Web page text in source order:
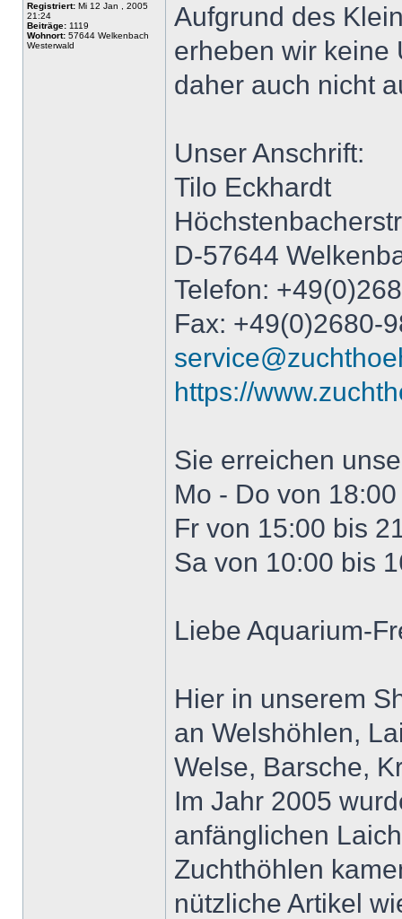
Registriert: Mi 12 Jan , 2005
21:24
Beiträge: 1119
Wohnort: 57644 Welkenbach
Westerwald
Aufgrund des
erheben wir keine
daher auch nicht
Unser Anschrift:
Tilo Eckhardt
D-57644
Telefon:
Fax: +49(0)2680-
https://
Sie erreichen
Mo - Do von
Fr von 15:00 bis
Sa von 10:00 bis
Liebe Aquarium-
Hier in unserem
an Welshöhlen,
Welse, Barsche,
Im Jahr 2005
anfänglichen
Zuchthöhlen
nützliche Artikel